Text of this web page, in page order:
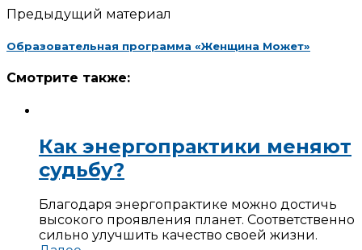
Предыдущий материал
Образовательная программа «Женщина Может»
Смотрите также:
Как энергопрактики меняют
судьбу?
Благодаря энергопрактике можно достичь
высокого проявления планет. Соответственно
сильно улучшить качество своей жизни.